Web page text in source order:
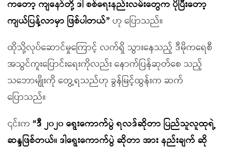
ကတော့ ကျနော်တို့ ဒါ စစ်ရေးနည်းလမ်းတွေက ပိုပြီးတော့
ကျယ်ပြန့်လာမှာ ဖြစ်ပါတယ်” ဟု ပြောသည်။
ထိုသို့လုပ်ဆောင်မှုကြောင့် လက်ရှိ သွားနေသည့် ဒီမိုကရေစီ
အသွင်ကူးပြောင်းရေးကိုလည်း နောက်ပြန်ဆုတ်စေ သည့်
သဘောမျိုးကို တွေ့ရသည်ဟု ခွန်မြင့်ထွန်းက ဆက်
ပြောသည်။
၎င်းက “ဒီ ၂၀၂၀ ရွေးကောက်ပွဲ ရလဒ်ဆိုတာ ပြည်သူလူထုရဲ့
ဆန္ဒဖြစ်တယ်။ ဒါရွေးကောက်ပွဲ ဆိုတာ အား နည်းချက် ဆို